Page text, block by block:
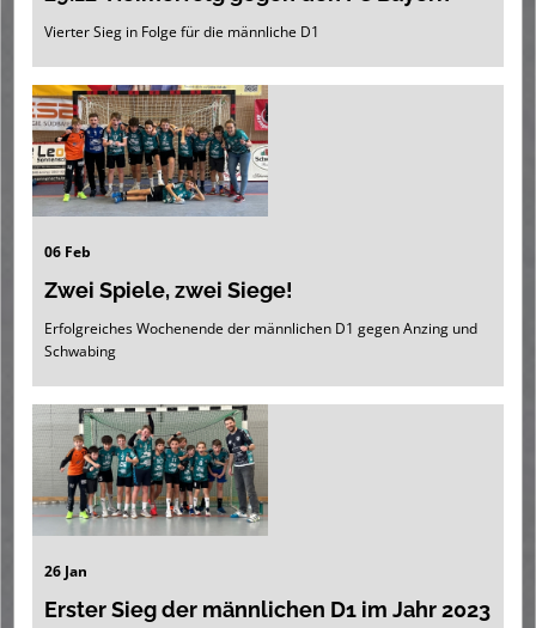
Vierter Sieg in Folge für die männliche D1
06 Feb
Zwei Spiele, zwei Siege!
Erfolgreiches Wochenende der männlichen D1 gegen Anzing und
Schwabing
26 Jan
Erster Sieg der männlichen D1 im Jahr 2023